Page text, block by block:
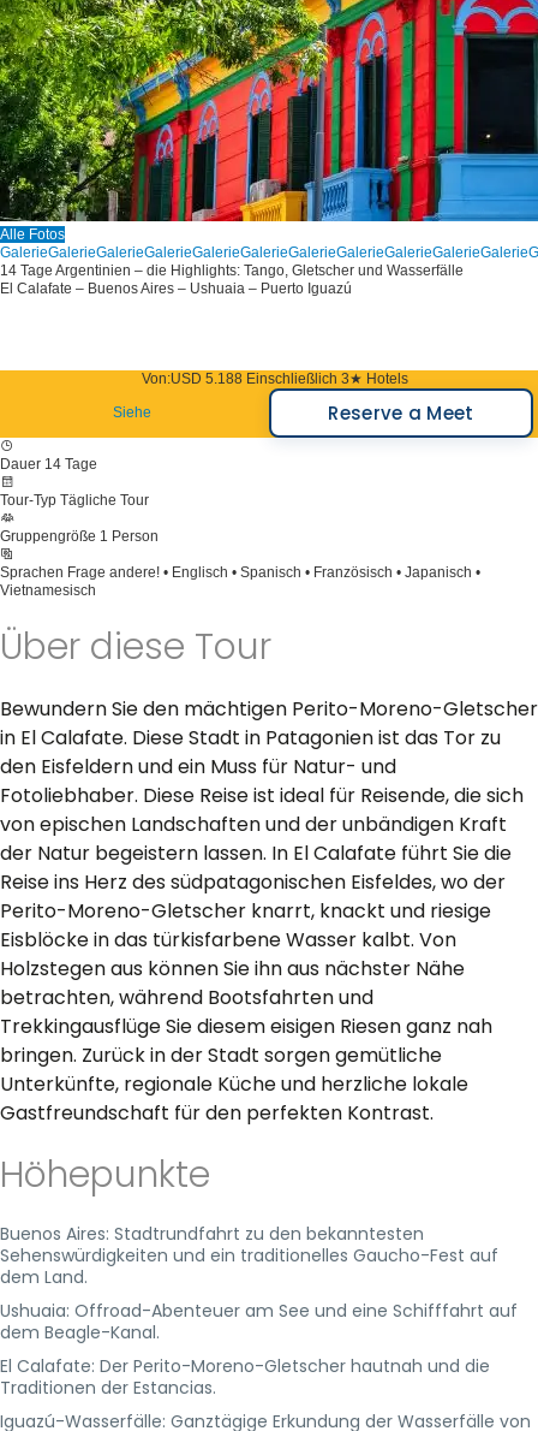
Alle Fotos
GalerieGalerieGalerieGalerieGalerieGalerieGalerieGalerieGalerieGalerieGalerie
14 Tage Argentinien – die Highlights: Tango, Gletscher und Wasserfälle
El Calafate – Buenos Aires – Ushuaia – Puerto Iguazú
Von:USD 5.188 Einschließlich 3★ Hotels
Siehe
Reserve a Meet
Dauer 14 Tage
Tour-Typ Tägliche Tour
Gruppengröße 1 Person
Sprachen Frage andere! • Englisch • Spanisch • Französisch • Japanisch •
Vietnamesisch
Über diese Tour
Bewundern Sie den mächtigen Perito-Moreno-Gletscher
in El Calafate. Diese Stadt in Patagonien ist das Tor zu
den Eisfeldern und ein Muss für Natur- und
Fotoliebhaber. Diese Reise ist ideal für Reisende, die sich
von epischen Landschaften und der unbändigen Kraft
der Natur begeistern lassen. In El Calafate führt Sie die
Reise ins Herz des südpatagonischen Eisfeldes, wo der
Perito-Moreno-Gletscher knarrt, knackt und riesige
Eisblöcke in das türkisfarbene Wasser kalbt. Von
Holzstegen aus können Sie ihn aus nächster Nähe
betrachten, während Bootsfahrten und
Trekkingausflüge Sie diesem eisigen Riesen ganz nah
bringen. Zurück in der Stadt sorgen gemütliche
Unterkünfte, regionale Küche und herzliche lokale
Gastfreundschaft für den perfekten Kontrast.
Höhepunkte
Buenos Aires: Stadtrundfahrt zu den bekanntesten
Sehenswürdigkeiten und ein traditionelles Gaucho-Fest auf
dem Land.
Ushuaia: Offroad-Abenteuer am See und eine Schifffahrt auf
dem Beagle-Kanal.
El Calafate: Der Perito-Moreno-Gletscher hautnah und die
Traditionen der Estancias.
Iguazú-Wasserfälle: Ganztägige Erkundung der Wasserfälle von